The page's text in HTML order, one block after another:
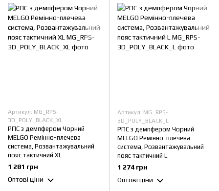
Артикул: MG_RPS-
3D_POLY_BLACK_XL
РПС з демпфером Чорний
MELGO Ремінно-плечева
система, Розвантажувальний
пояс тактичний XL
1 281 грн
Оптові ціни
Артикул: MG_RPS-
3D_POLY_BLACK_L
РПС з демпфером Чорний
MELGO Ремінно-плечева
система, Розвантажувальний
пояс тактичний L
1 274 грн
Оптові ціни